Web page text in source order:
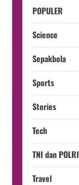
POPULER
Science
Sepakbola
Sports
Stories
Tech
TNI dan POLRI
Travel